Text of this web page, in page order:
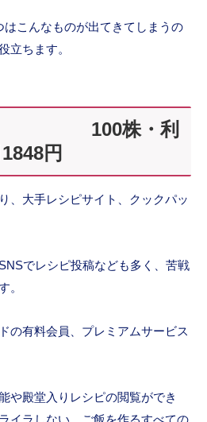
こんなものが出てきてしまうの
立ちます。
ド 100株・利
円
、大手レシピサイト、クックパッ
でレシピ投稿なども多く、苦戦
。
の有料会員、プレミアムサービス
や殿堂入りレシピの閲覧ができ
イラしない、ご飯を作るすべての